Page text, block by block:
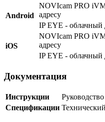
Android
NOVIcam PRO
адресу
IP EYE - облачный
iOS
NOVIcam PRO
адресу
IP EYE - облачный
Документация
Инструкции
Спецификации